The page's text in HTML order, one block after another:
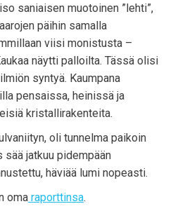
saniaisen muotoinen ”lehti”,
päihin samalla
viisi monistusta –
näytti palloilta. Tässä olisi
syntyä. Kaumpana
pensaissa, heinissä ja
kristallirakenteita.
oli tunnelma paikoin
jatkuu pidempään
häviää lumi nopeasti.
oma raporttinsa.